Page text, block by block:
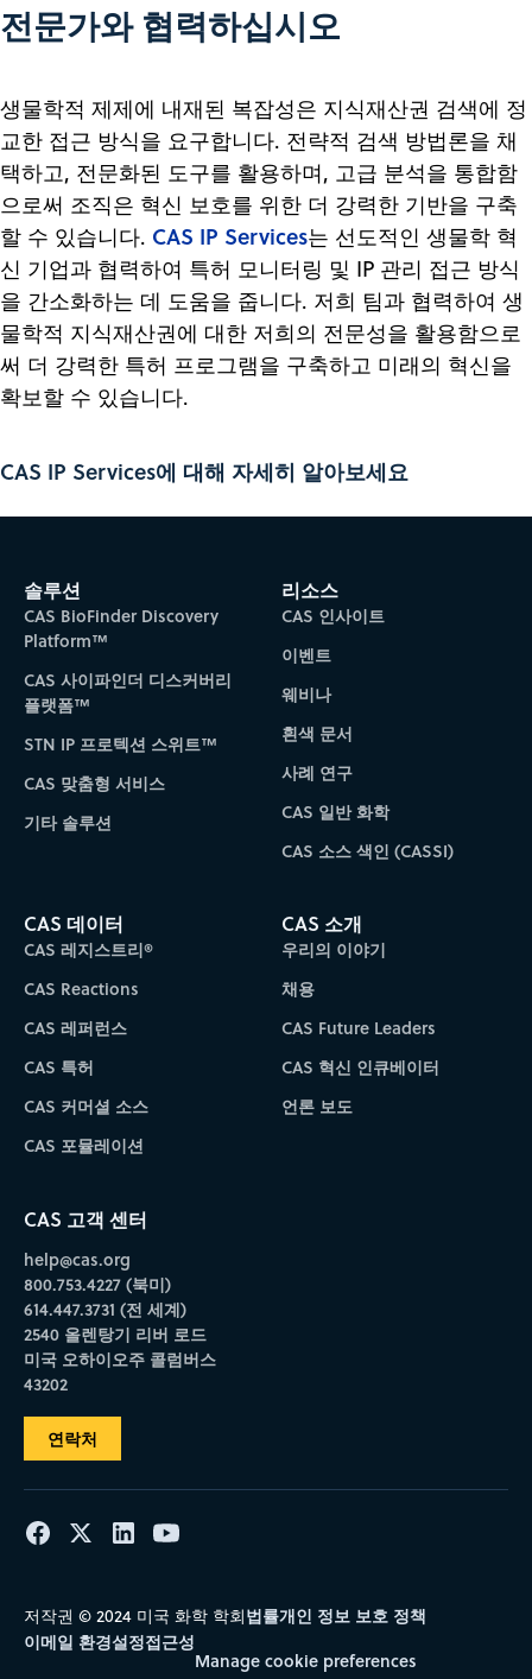
전문가와 협력하십시오
생물학적 제제에 내재된 복잡성은 지식재산권 검색에 정
교한 접근 방식을 요구합니다. 전략적 검색 방법론을 채
택하고, 전문화된 도구를 활용하며, 고급 분석을 통합함
으로써 조직은 혁신 보호를 위한 더 강력한 기반을 구축
할 수 있습니다. CAS IP Services는 선도적인 생물학 혁
신 기업과 협력하여 특허 모니터링 및 IP 관리 접근 방식
을 간소화하는 데 도움을 줍니다. 저희 팀과 협력하여 생
물학적 지식재산권에 대한 저희의 전문성을 활용함으로
써 더 강력한 특허 프로그램을 구축하고 미래의 혁신을
확보할 수 있습니다.
CAS IP Services에 대해 자세히 알아보세요
솔루션
CAS BioFinder Discovery
Platform™
CAS 사이파인더 디스커버리
플랫폼™
STN IP 프로텍션 스위트™
CAS 맞춤형 서비스
기타 솔루션
리소스
CAS 인사이트
이벤트
웨비나
흰색 문서
사례 연구
CAS 일반 화학
CAS 소스 색인 (CASSI)
CAS 데이터
CAS 레지스트리®
CAS Reactions
CAS 레퍼런스
CAS 특허
CAS 커머셜 소스
CAS 포뮬레이션
CAS 소개
우리의 이야기
채용
CAS Future Leaders
CAS 혁신 인큐베이터
언론 보도
CAS 고객 센터
help@cas.org
800.753.4227 (북미)
614.447.3731 (전 세계)
2540 올렌탕기 리버 로드
미국 오하이오주 콜럼버스
43202
연락처
저작권 © 2024 미국 화학 학회법률개인 정보 보호 정책
이메일 환경설정접근성
Manage cookie preferences